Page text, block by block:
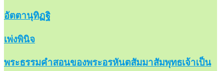
อัตตานุทิฏฐิ
เพ่งพินิจ
พระธรรมคำสอนของพระอรหันตสัมมาสัมพุทธเจ้าเป็น